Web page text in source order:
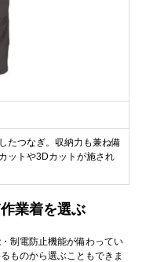
たつなぎ。収納力も兼ね備
ットや3Dカットが施され
業着を選ぶ
制電防止機能が備わってい
ものから選ぶこともできま